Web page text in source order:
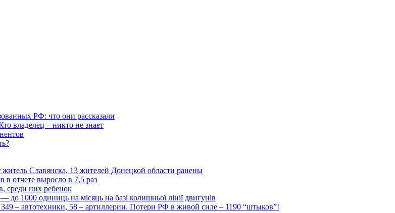
РФ: что они рассказали
владелец – никто не знает
Славянска, 13 жителей Донецкой области ранены
отчете выросло в 7,5 раз
среди них ребенок
1000 одиниць на місяць на базі колишньої лінії двигунів
– автотехники, 58 – артиллерии. Потери РФ в живой силе – 1190 “штыков”!